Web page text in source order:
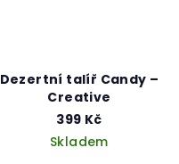
Dezertní talíř Candy –
Creative
399 Kč
Skladem